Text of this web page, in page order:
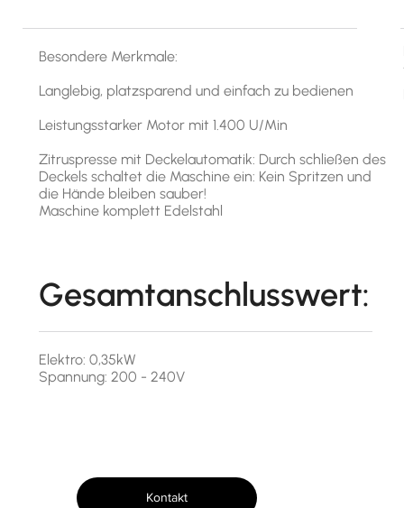
Kontakt
Besondere Merkmale:
Langlebig, platzsparend und einfach zu bedienen
Leistungsstarker Motor mit 1.400 U/Min
Zitruspresse mit Deckelautomatik: Durch schließen des
Deckels schaltet die Maschine ein: Kein Spritzen und
die Hände bleiben sauber!
Maschine komplett Edelstahl
Gesamtanschlusswert:
Elektro: 0,35kW
Spannung: 200 - 240V